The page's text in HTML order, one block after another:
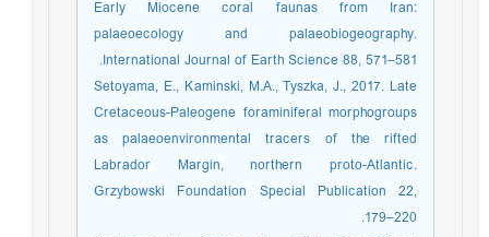
Early Miocene coral faunas from Iran:
palaeoecology and palaeobiogeography.
International Journal of Earth Science 88, 571–581.
Setoyama, E., Kaminski, M.A., Tyszka, J., 2017. Late
Cretaceous-Paleogene foraminiferal morphogroups
as palaeoenvironmental tracers of the rifted
Labrador Margin, northern proto-Atlantic.
Grzybowski Foundation Special Publication 22,
179–220.